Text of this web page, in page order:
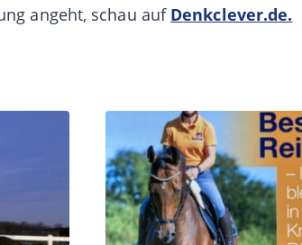
angeht, schau auf Denkclever.de.